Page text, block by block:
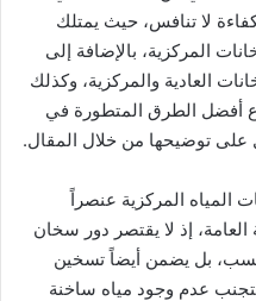
لا تنافس، حيث يمتلك
المركزية، بالإضافة إلى
العادية والمركزية، وكذلك
أفضل الطرق المتطورة في
على توضيحها من خلال المقال.
المياه المركزية عنصراً
إذ لا يقتصر دور سخان
بل يضمن أيضاً تسخين
عدم وجود مياه ساخنة